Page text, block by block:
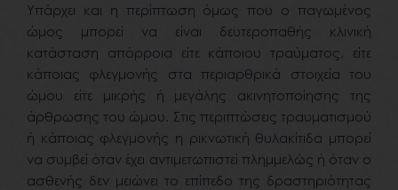
Υπάρχει και η περίπτωση όμως που ο παγωμένος
ώμος μπορεί να είναι δευτεροπαθής κλινική
κατάσταση απόρροια είτε κάποιου τραύματος, είτε
κάποιας φλεγμονής στα περιαρθρικά στοιχεία του
ώμου είτε μικρής ή μεγάλης ακινητοποίησης της
άρθρωσης του ώμου. Στις περιπτώσεις τραυματισμού
ή κάποιας φλεγμονής η ρικνωτική θυλακίτιδα μπορεί
να συμβεί όταν έχει αντιμετωπιστεί πλημμελώς ή όταν ο
ασθενής δεν μειώνει το επίπεδο της δραστηριότητας